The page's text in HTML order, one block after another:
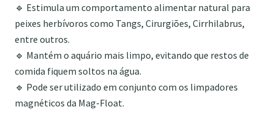
🔹 Estimula um comportamento alimentar natural para
peixes herbívoros como Tangs, Cirurgiões, Cirrhilabrus,
entre outros.
🔹 Mantém o aquário mais limpo, evitando que restos de
comida fiquem soltos na água.
🔹 Pode ser utilizado em conjunto com os limpadores
magnéticos da Mag-Float.